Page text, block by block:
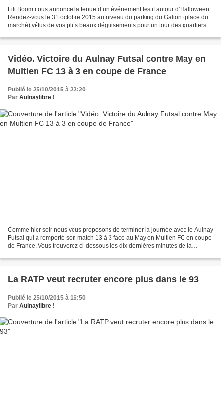
Lili Boom nous annonce la tenue d’un événement festif autour d’Halloween.
Rendez-vous le 31 octobre 2015 au niveau du parking du Galion (place du
marché) vêtus de vos plus beaux déguisements pour un tour des quartiers
Vidéo. Victoire du Aulnay Futsal contre May en
Multien FC 13 à 3 en coupe de France
Publié le 25/10/2015 à 22:20
Par Aulnaylibre !
Comme hier soir nous vous proposons de terminer la journée avec le Aulnay
Futsal qui a remporté son match 13 à 3 face au May en Multien FC en coupe
de France. Vous trouverez ci-dessous les dix dernières minutes de la
La RATP veut recruter encore plus dans le 93
Publié le 25/10/2015 à 16:50
Par Aulnaylibre !